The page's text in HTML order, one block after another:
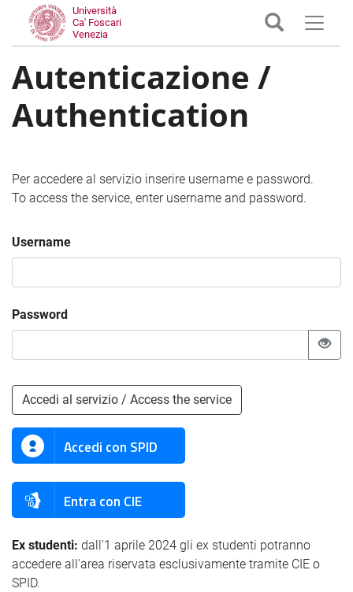
Università
Ca' Foscari
Venezia
Autenticazione /
Authentication
Per accedere al servizio inserire username e password.
To access the service, enter username and password.
Username
Password
Accedi al servizio / Access the service
Accedi con SPID
Entra con CIE
Ex studenti: dall'1 aprile 2024 gli ex studenti potranno
accedere all'area riservata esclusivamente tramite CIE o
SPID.